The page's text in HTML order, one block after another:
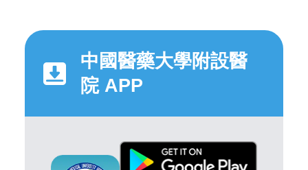
中國醫藥大學附設醫
院 APP